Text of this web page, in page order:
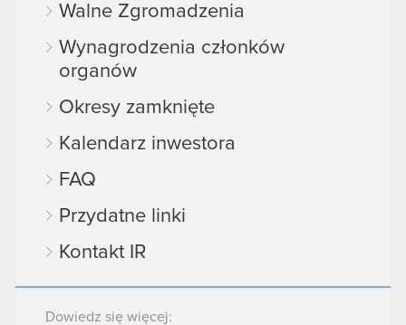
Walne Zgromadzenia
Wynagrodzenia członków
organów
Okresy zamknięte
Kalendarz inwestora
FAQ
Przydatne linki
Kontakt IR
Dowiedz się więcej: